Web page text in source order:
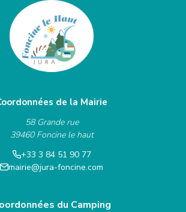
de la Mairie
58 Grande rue
39460 Foncine le haut
+33 3 84 51 90 77
mairie@jura-foncine.com
du Camping